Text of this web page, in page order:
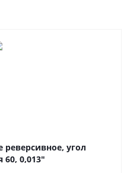
угол
60, 0,013"